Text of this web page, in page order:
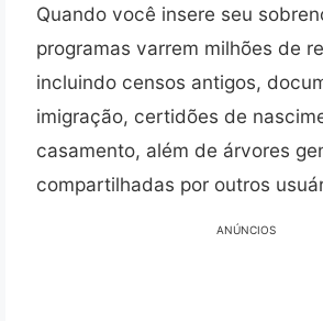
Quando você insere seu
programas varrem milhões de
incluindo censos antigos,
imigração, certidões de
casamento, além de árvores
compartilhadas por outros
ANÚNCIOS